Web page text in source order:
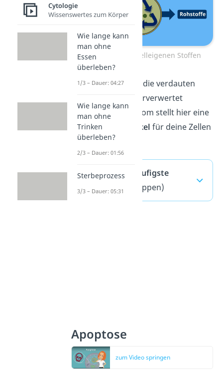
Verdauung von zelleigenen Stoffen
Bei Bedarf können die verdauten
Stoffe sogar wiederverwertet
werden. Das Lysosom stellt hier eine
ArtReparaturvesikelfür deine Zellen
dar.
Lysosom — häufigste
Fragen(ausklappen)
Apoptose
zum Video springen
Cytologie
Wissenswertes zum Körper
Wie lange kann
man ohne
Essen
überleben?
1/3 – Dauer: 04:27
Wie lange kann
man ohne
Trinken
überleben?
2/3 – Dauer: 01:56
Sterbeprozess
3/3 – Dauer: 05:31